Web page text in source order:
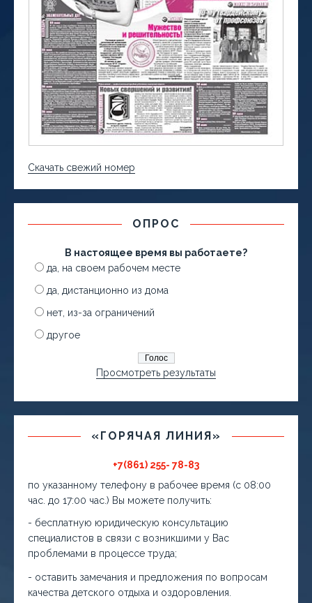
Скачать свежий номер
ОПРОС
В настоящее время вы работаете?
да, на своем рабочем месте
да, дистанционно из дома
нет, из-за ограничений
другое
Просмотреть результаты
«ГОРЯЧАЯ ЛИНИЯ»
+7(861) 255- 78-83
по указанному телефону в рабочее время (с 08:00
час. до 17:00 час.) Вы можете получить:
- бесплатную юридическую консультацию
специалистов в связи с возникшими у Вас
проблемами в процессе труда;
- оставить замечания и предложения по вопросам
качества детского отдыха и оздоровления.